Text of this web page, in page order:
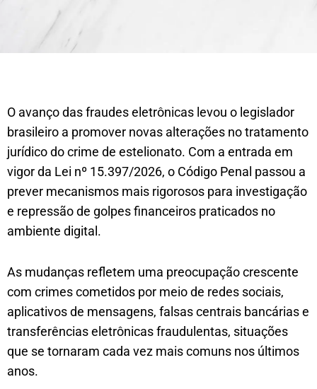
O avanço das fraudes eletrônicas levou o legislador
brasileiro a promover novas alterações no tratamento
jurídico do crime de estelionato. Com a entrada em
vigor da Lei nº 15.397/2026, o Código Penal passou a
prever mecanismos mais rigorosos para investigação
e repressão de golpes financeiros praticados no
ambiente digital.
As mudanças refletem uma preocupação crescente
com crimes cometidos por meio de redes sociais,
aplicativos de mensagens, falsas centrais bancárias e
transferências eletrônicas fraudulentas, situações
que se tornaram cada vez mais comuns nos últimos
anos.